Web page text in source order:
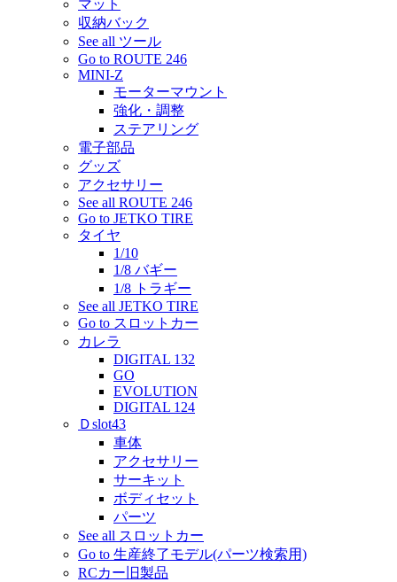
マット
収納バック
See all ツール
Go to ROUTE 246
MINI-Z
モーターマウント
強化・調整
ステアリング
電子部品
グッズ
アクセサリー
See all ROUTE 246
Go to JETKO TIRE
タイヤ
1/10
1/8 バギー
1/8 トラギー
See all JETKO TIRE
Go to スロットカー
カレラ
DIGITAL 132
GO
EVOLUTION
DIGITAL 124
Ｄslot43
車体
アクセサリー
サーキット
ボディセット
パーツ
See all スロットカー
Go to 生産終了モデル(パーツ検索用)
RCカー旧製品